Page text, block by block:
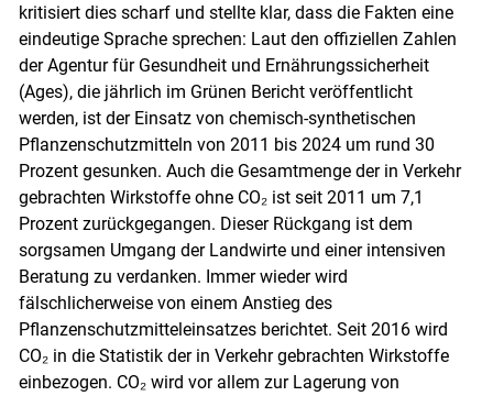
Skip to main content
kritisiert dies scharf und stellte klar, dass die Fakten eine
eindeutige Sprache sprechen: Laut den offiziellen Zahlen
der Agentur für Gesundheit und Ernährungssicherheit
(Ages), die jährlich im Grünen Bericht veröffentlicht
werden, ist der Einsatz von chemisch-synthetischen
Pflanzenschutzmitteln von 2011 bis 2024 um rund 30
Prozent gesunken. Auch die Gesamtmenge der in Verkehr
gebrachten Wirkstoffe ohne CO₂ ist seit 2011 um 7,1
Prozent zurückgegangen. Dieser Rückgang ist dem
sorgsamen Umgang der Landwirte und einer intensiven
Beratung zu verdanken. Immer wieder wird
fälschlicherweise von einem Anstieg des
Pflanzenschutzmitteleinsatzes berichtet. Seit 2016 wird
CO₂ in die Statistik der in Verkehr gebrachten Wirkstoffe
einbezogen. CO₂ wird vor allem zur Lagerung von